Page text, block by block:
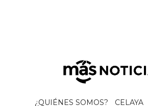
¿QUIÉNES SOMOS? CELAYA